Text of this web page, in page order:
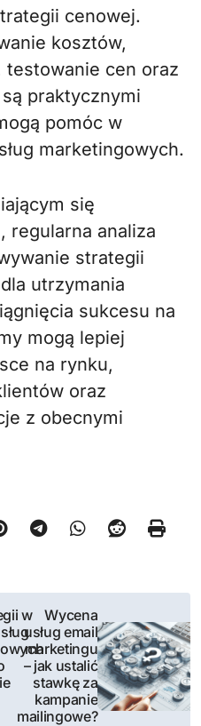
cenowej.
kosztów,
cen oraz
praktycznymi
pomóc w
marketingowych.
się
regularna analiza
strategii
utrzymania
sukcesu na
mogą lepiej
na rynku,
oraz
z obecnymi
w
Wycena
usług email
marketingu
– jak ustalić
stawkę za
kampanie
mailingowe?